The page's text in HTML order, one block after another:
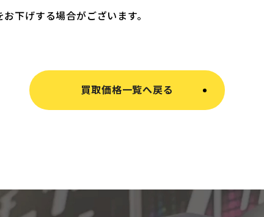
下げする場合がございます。
買取価格一覧へ戻る